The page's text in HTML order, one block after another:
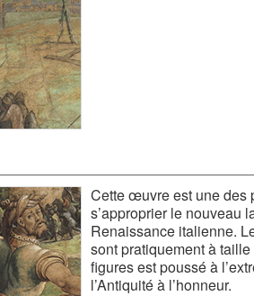
Cette œuvre est une des
s’approprier le nouveau
Renaissance italienne.
sont pratiquement à
figures est poussé à
l’Antiquité à l’honneur.